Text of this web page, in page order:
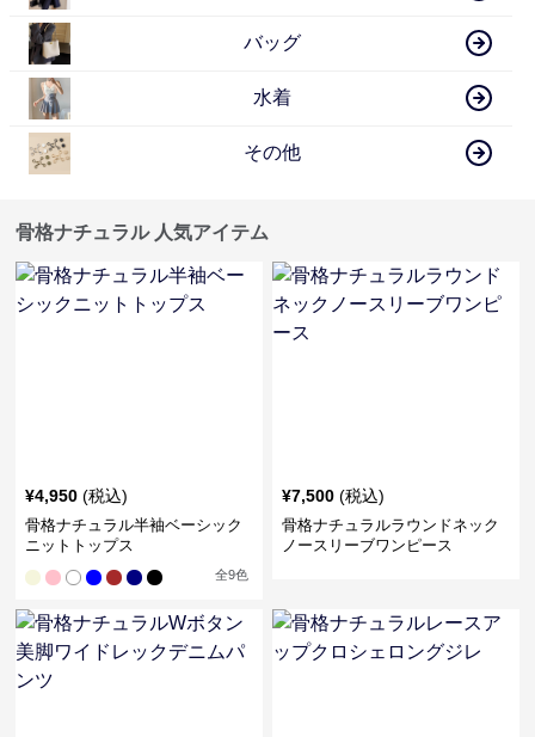
バッグ
水着
その他
骨格ナチュラル 人気アイテム
¥4,950 (税込)
骨格ナチュラル半袖ベーシック
ニットトップス
全9色
¥7,500 (税込)
骨格ナチュラルラウンドネック
ノースリーブワンピース